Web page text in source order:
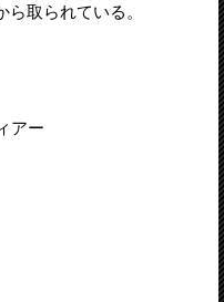
取られている。
アー